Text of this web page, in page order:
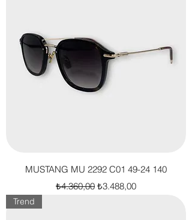
MUSTANG MU 2292 C01 49-24 140
Normal Fiyat
₺4.360,00 İndirimli Fiyat
₺3.488,00
Trend